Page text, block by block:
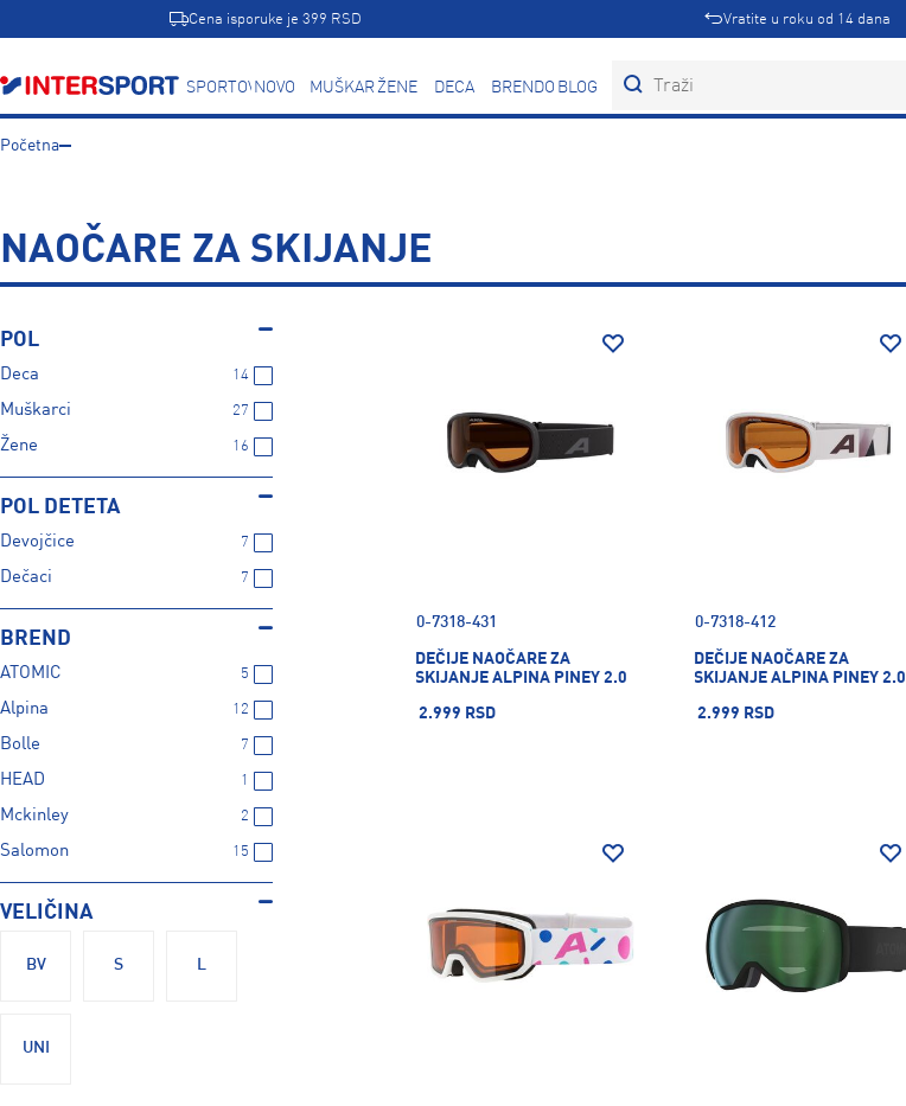
Cena isporuke je 399 RSD Vratite u roku od 14 dana
SPORTOVINOVO MUŠKARCIŽENE DECA BRENDOVIBLOG
Početna
NAOČARE ZA SKIJANJE
POL
Deca 14
Muškarci 27
Žene 16
POL DETETA
Devojčice 7
Dečaci 7
BREND
ATOMIC 5
Alpina 12
Bolle 7
HEAD 1
Mckinley 2
Salomon 15
VELIČINA
BV S L
UNI
0-7318-431
DEČIJE NAOČARE ZA
SKIJANJE ALPINA PINEY 2.0
2.999 RSD
0-7318-412
DEČIJE NAOČARE ZA
SKIJANJE ALPINA PINEY 2.0
2.999 RSD